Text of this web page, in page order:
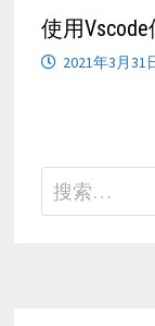
使用
2021年3月31
搜
索：